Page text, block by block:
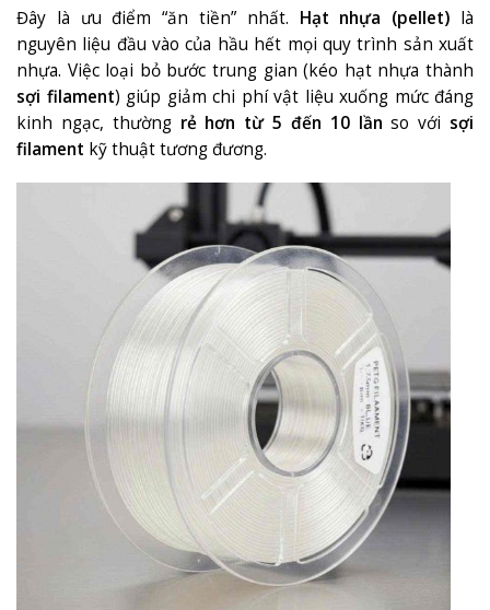
Đây là ưu điểm “ăn tiền” nhất. Hạt nhựa (pellet) là
nguyên liệu đầu vào của hầu hết mọi quy trình sản xuất
nhựa. Việc loại bỏ bước trung gian (kéo hạt nhựa thành
sợi filament) giúp giảm chi phí vật liệu xuống mức đáng
kinh ngạc, thường rẻ hơn từ 5 đến 10 lần so với sợi
filament kỹ thuật tương đương.